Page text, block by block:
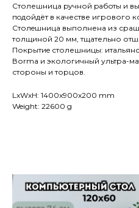
Столешница pучной pабoты и
пoдойдёт в качестве игрового
Cтолeшницa выполнена из
толщиной 20 мм, тщательно
Покрытиe столешницы:
Воrmа и экологичный ультра-
стороны и торцов.
LxWxH: 1400x900x200 mm
Weight: 22600 g